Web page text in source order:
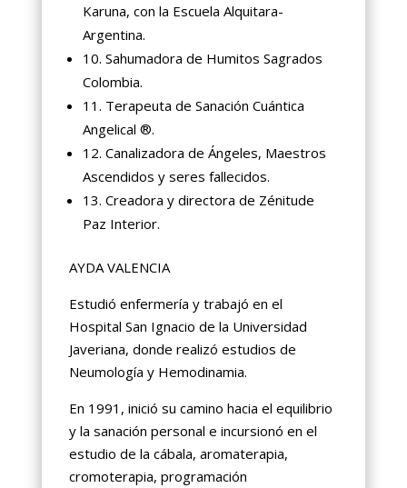
Karuna, con la Escuela Alquitara-
Argentina.
10. Sahumadora de Humitos Sagrados
Colombia.
11. Terapeuta de Sanación Cuántica
Angelical ®.
12. Canalizadora de Ángeles, Maestros
Ascendidos y seres fallecidos.
13. Creadora y directora de Zénitude
Paz Interior.
AYDA VALENCIA
Estudió enfermería y trabajó en el
Hospital San Ignacio de la Universidad
Javeriana, donde realizó estudios de
Neumología y Hemodinamia.
En 1991, inició su camino hacia el equilibrio
y la sanación personal e incursionó en el
estudio de la cábala, aromaterapia,
cromoterapia, programación